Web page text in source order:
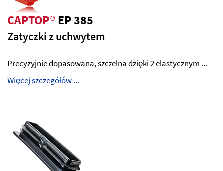
CAPTOP®EP 385
Zatyczki z uchwytem
Precyzyjnie dopasowana, szczelna dzięki 2 elastycznym ...
Więcej szczegółów ...